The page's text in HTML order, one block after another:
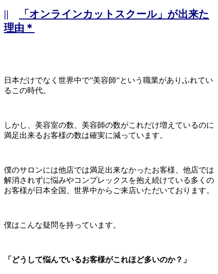
||
「オンラインカットスクール」が出来た
理由＊
日本だけでなく世界中で”美容師”という職業がありふれてい
るこの時代。
しかし、美容室の数、美容師の数がこれだけ増えているのに
満足出来るお客様の数は確実に減っています。
僕のサロンには他店では満足出来なかったお客様、他店では
解消されずに悩みやコンプレックスを抱え続けている多くの
お客様が日本全国、世界中からご来店いただいております。
僕はこんな疑問を持っています。
「どうして悩んでいるお客様がこれほど多いのか？」